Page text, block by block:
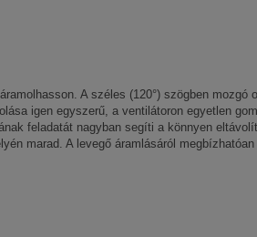
A széles (120°) szögben mozgó
igen egyszerű, a ventilátoron egyetlen
feladatát nagyban segíti a könnyen
marad. A levegő áramlásáról